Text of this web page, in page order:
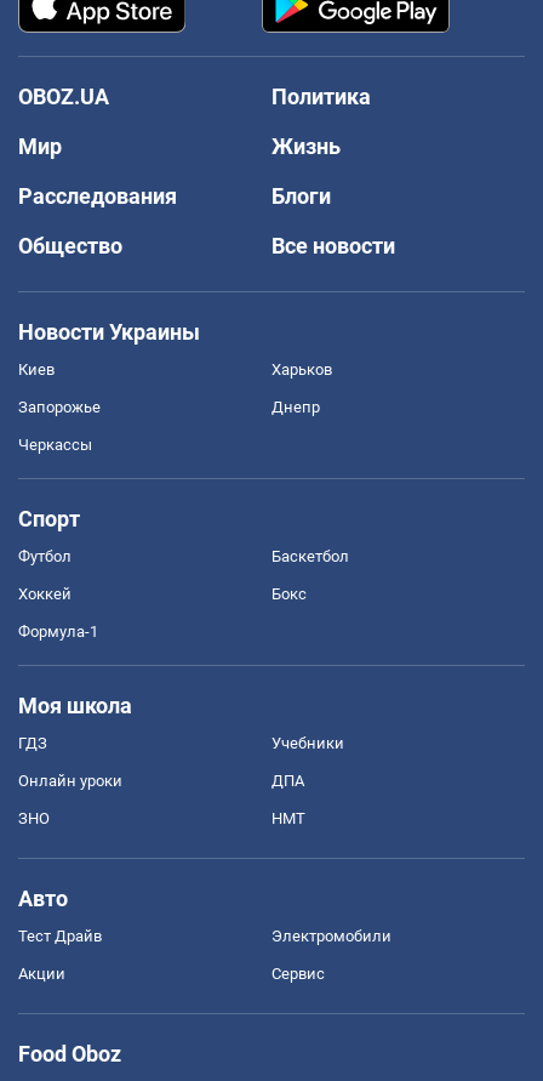
OBOZ.UA
Политика
Мир
Жизнь
Расследования
Блоги
Общество
Все новости
Новости Украины
Киев Харьков
Запорожье Днепр
Черкассы
Спорт
Футбол Баскетбол
Хоккей Бокс
Формула-1
Моя школа
ГДЗ Учебники
Онлайн уроки ДПА
ЗНО НМТ
Авто
Тест Драйв Электромобили
Акции Сервис
Food Oboz